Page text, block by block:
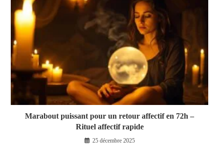
Marabout puissant pour un retour affectif en 72h –
Rituel affectif rapide
25 décembre 2025